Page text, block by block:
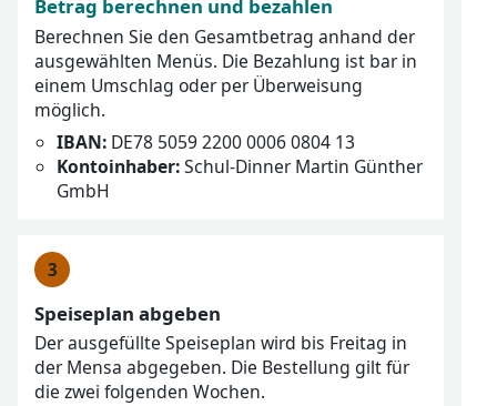
Betrag berechnen und bezahlen
Berechnen Sie den Gesamtbetrag anhand der
ausgewählten Menüs. Die Bezahlung ist bar in
einem Umschlag oder per Überweisung
möglich.
IBAN: DE78 5059 2200 0006 0804 13
Kontoinhaber:Schul-Dinner Martin Günther
GmbH
Speiseplan abgeben
Der ausgefüllte Speiseplan wird bis Freitag in
der Mensa abgegeben. Die Bestellung gilt für
die zwei folgenden Wochen.